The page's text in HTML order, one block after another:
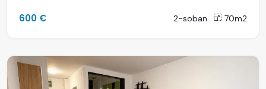
600 € 2-soban 70m2